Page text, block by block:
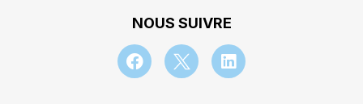
NOUS SUIVRE